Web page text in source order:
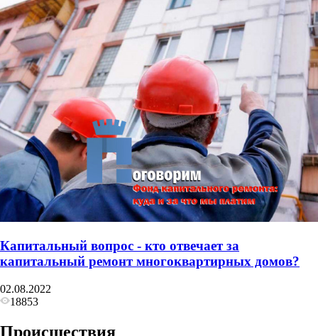
Капитальный вопрос - кто отвечает за
капитальный ремонт многоквартирных домов?
02.08.2022
18853
Происшествия